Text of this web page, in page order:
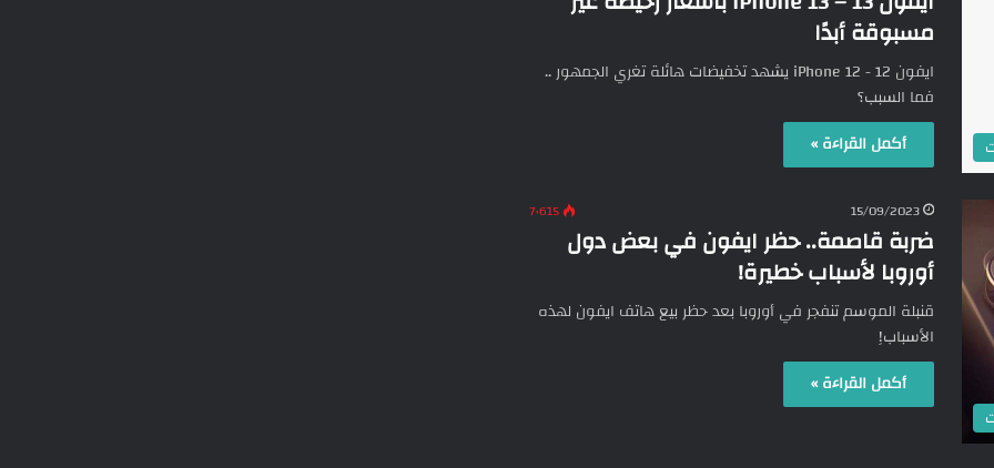
مسبوقة أبدًا
ايفون 12 - iPhone 12 يشهد تخفيضات هائلة تغري الجمهور ..
فما السبب؟
أكمل القراءة »
15/09/2023 7٬615
ضربة قاصمة.. حظر ايفون في بعض دول
أوروبا لأسباب خطيرة!
قنبلة الموسم تنفجر في أوروبا بعد حظر بيع هاتف ايفون لهذه
الأسباب!ِ
أكمل القراءة »